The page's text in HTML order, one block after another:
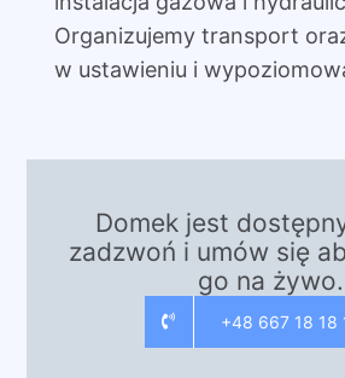
Organizujemy transport
w ustawieniu i
Domek jest
zadzwoń i umów się
go na żywo.
+48 667 18 18